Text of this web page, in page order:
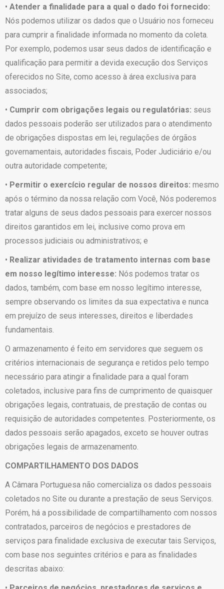
• Atender a finalidade para a qual o dado foi fornecido:
Nós podemos utilizar os dados que o Usuário nos forneceu
para cumprir a finalidade informada no momento da coleta.
Por exemplo, podemos usar seus dados de identificação e
qualificação para permitir a devida execução dos Serviços
oferecidos no Site, como acesso à área exclusiva para
associados;
• Cumprir com obrigações legais ou regulatórias: seus
dados pessoais poderão ser utilizados para o atendimento
de obrigações dispostas em lei, regulações de órgãos
governamentais, autoridades fiscais, Poder Judiciário e/ou
outra autoridade competente;
• Permitir o exercício regular de nossos direitos: mesmo
após o término da nossa relação com Você, Nós poderemos
tratar alguns de seus dados pessoais para exercer nossos
direitos garantidos em lei, inclusive como prova em
processos judiciais ou administrativos; e
• Realizar atividades de tratamento internas com base
em nosso legítimo interesse: Nós podemos tratar os
dados, também, com base em nosso legítimo interesse,
sempre observando os limites da sua expectativa e nunca
em prejuízo de seus interesses, direitos e liberdades
fundamentais.
O armazenamento é feito em servidores que seguem os
critérios internacionais de segurança e retidos pelo tempo
necessário para atingir a finalidade para a qual foram
coletados, inclusive para fins de cumprimento de quaisquer
obrigações legais, contratuais, de prestação de contas ou
requisição de autoridades competentes. Posteriormente, os
dados pessoais serão apagados, exceto se houver outras
obrigações legais de armazenamento.
COMPARTILHAMENTO DOS DADOS
A Câmara Portuguesa não comercializa os dados pessoais
coletados no Site ou durante a prestação de seus Serviços.
Porém, há a possibilidade de compartilhamento com nossos
contratados, parceiros de negócios e prestadores de
serviços para finalidade exclusiva de executar tais Serviços,
com base nos seguintes critérios e para as finalidades
descritas abaixo: